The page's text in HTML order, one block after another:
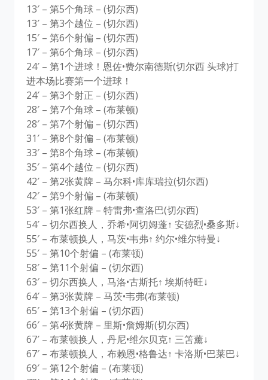
13′ – 第5个角球 – (切尔西)
13′ – 第3个越位 – (切尔西)
15′ – 第6个射偏 – (切尔西)
17′ – 第6个角球 – (切尔西)
24′ – 第1个进球！恩佐•费尔南德斯(切尔西 头球)打
进本场比赛第一个进球！
24′ – 第3个射正 – (切尔西)
28′ – 第7个角球 – (布莱顿)
28′ – 第7个射偏 – (切尔西)
31′ – 第8个射偏 – (布莱顿)
33′ – 第8个角球 – (布莱顿)
35′ – 第4个越位 – (切尔西)
42′ – 第2张黄牌 – 马尔科•库库瑞拉(切尔西)
42′ – 第9个射偏 – (布莱顿)
53′ – 第1张红牌 – 特雷弗•查洛巴(切尔西)
54′ – 切尔西换人，乔希•阿切姆蓬↑ 安德烈•桑多斯↓
55′ – 布莱顿换人，马茨•韦弗↑ 约尔•维尔特曼↓
55′ – 第10个射偏 – (布莱顿)
58′ – 第11个射偏 – (切尔西)
63′ – 切尔西换人，马洛•古斯托↑ 埃斯特旺↓
64′ – 第3张黄牌 – 马茨•韦弗(布莱顿)
65′ – 第13个射偏 – (切尔西)
66′ – 第4张黄牌 – 里斯•詹姆斯(切尔西)
67′ – 布莱顿换人，丹尼•维尔贝克↑ 三笘薰↓
67′ – 布莱顿换人，布赖恩•格鲁达↑ 卡洛斯•巴莱巴↓
69′ – 第12个射偏 – (布莱顿)